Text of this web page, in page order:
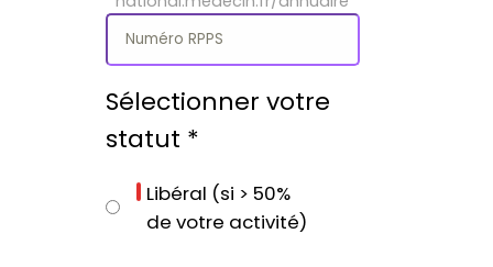
Sélectionner votre
statut *
Libéral (si > 50%
de votre activité)